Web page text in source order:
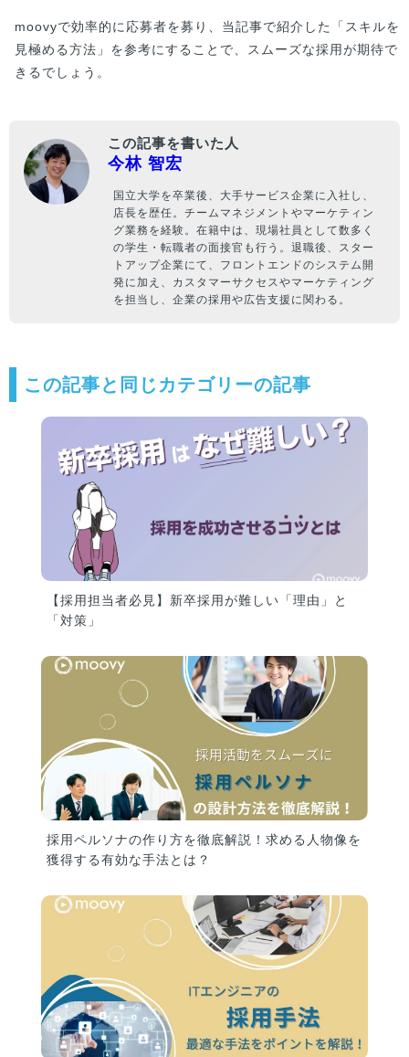
moovyで効率的に応募者を募り、当記事で紹介した「スキルを
見極める方法」を参考にすることで、スムーズな採用が期待で
きるでしょう。
この記事を書いた人
今林 智宏
国立大学を卒業後、大手サービス企業に入社し、
店長を歴任。チームマネジメントやマーケティン
グ業務を経験。在籍中は、現場社員として数多く
の学生・転職者の面接官も行う。退職後、スター
トアップ企業にて、フロントエンドのシステム開
発に加え、カスタマーサクセスやマーケティング
を担当し、企業の採用や広告支援に関わる。
この記事と同じカテゴリーの記事
【採用担当者必見】新卒採用が難しい「理由」と
「対策」
採用ペルソナの作り方を徹底解説！求める人物像を
獲得する有効な手法とは？